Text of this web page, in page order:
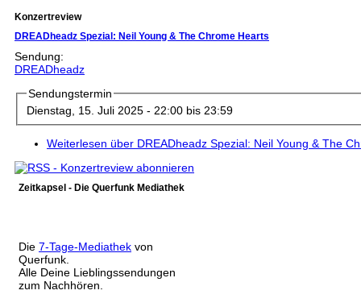
Konzertreview
DREADheadz Spezial: Neil Young & The Chrome Hearts
Sendung:
DREADheadz
Sendungstermin
Dienstag, 15. Juli 2025 - 22:00bis 23:59
Weiterlesen über DREADheadz Spezial: Neil Young & The
Zeitkapsel - Die Querfunk Mediathek
Die 7-Tage-Mediathek von
Querfunk.
Alle Deine Lieblingssendungen
zum Nachhören.